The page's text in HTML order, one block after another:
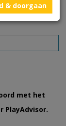
met het
PlayAdvisor.
& doorgaan